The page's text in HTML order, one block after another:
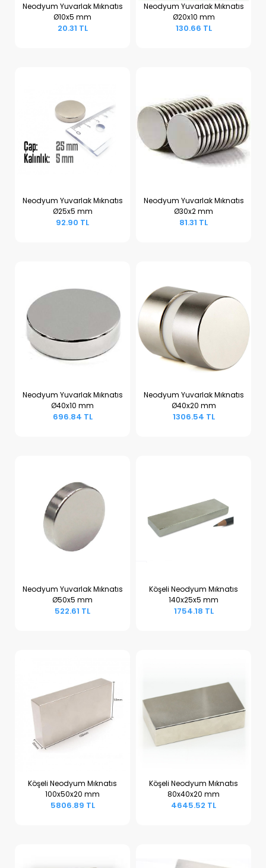
Sepete Ekle
Neodyum Yuvarlak Mıknatıs
Ø10x5 mm
20.31 TL
Sepete Ekle
Neodyum Yuvarlak Mıknatıs
Ø20x10 mm
130.66 TL
Sepete Ekle
Neodyum Yuvarlak Mıknatıs
Ø25x5 mm
92.90 TL
Sepete Ekle
Neodyum Yuvarlak Mıknatıs
Ø30x2 mm
81.31 TL
Sepete Ekle
Neodyum Yuvarlak Mıknatıs
Ø40x10 mm
696.84 TL
Sepete Ekle
Neodyum Yuvarlak Mıknatıs
Ø40x20 mm
1306.54 TL
Sepete Ekle
Neodyum Yuvarlak Mıknatıs
Ø50x5 mm
522.61 TL
Sepete Ekle
Köşeli Neodyum Mıknatıs
140x25x5 mm
1754.18 TL
Sepete Ekle
Köşeli Neodyum Mıknatıs
100x50x20 mm
5806.89 TL
Sepete Ekle
Köşeli Neodyum Mıknatıs
80x40x20 mm
4645.52 TL